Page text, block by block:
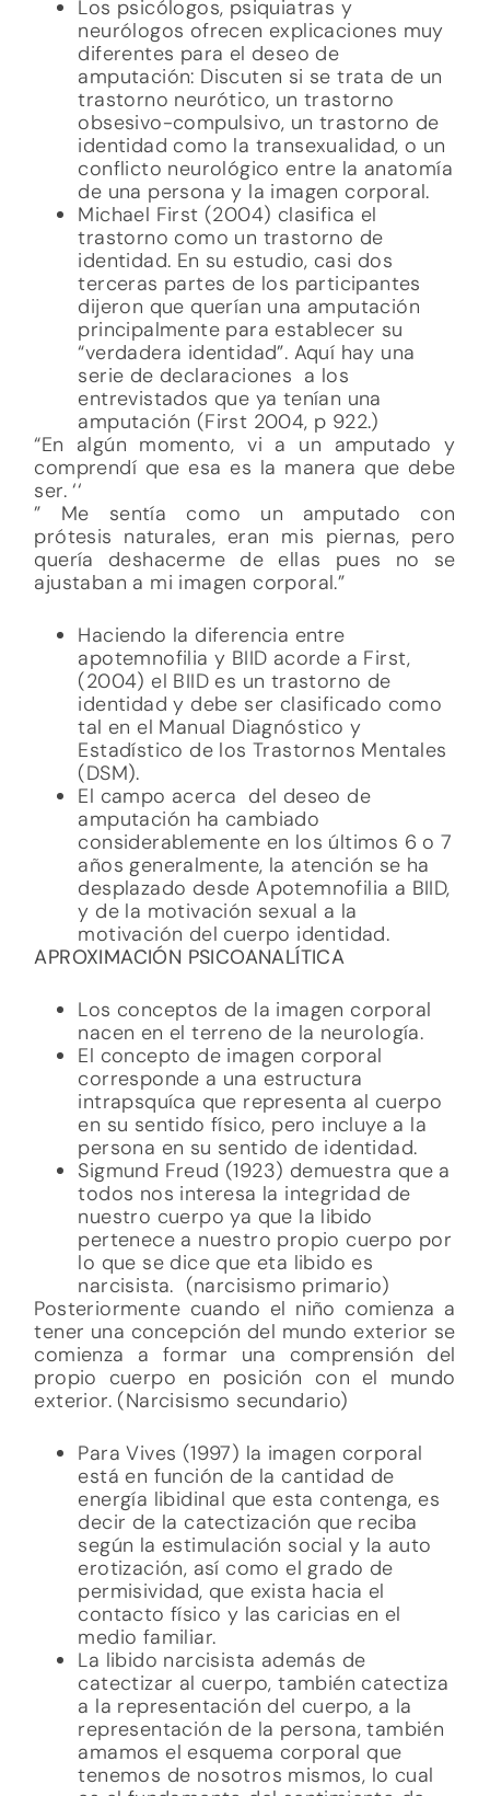
Los psicólogos, psiquiatras y
neurólogos ofrecen explicaciones muy
diferentes para el deseo de
amputación: Discuten si se trata de un
trastorno neurótico, un trastorno
obsesivo-compulsivo, un trastorno de
identidad como la transexualidad, o un
conflicto neurológico entre la anatomía
de una persona y la imagen corporal.
Michael First (2004) clasifica el
trastorno como un trastorno de
identidad. En su estudio, casi dos
terceras partes de los participantes
dijeron que querían una amputación
principalmente para establecer su
“verdadera identidad”. Aquí hay una
serie de declaraciones a los
entrevistados que ya tenían una
amputación (First 2004, p 922.)
“En algún momento, vi a un amputado y
comprendí que esa es la manera que debe
ser. ‘‘
” Me sentía como un amputado con
prótesis naturales, eran mis piernas, pero
quería deshacerme de ellas pues no se
ajustaban a mi imagen corporal.”
Haciendo la diferencia entre
apotemnofilia y BIID acorde a First,
(2004) el BIID es un trastorno de
identidad y debe ser clasificado como
tal en el Manual Diagnóstico y
Estadístico de los Trastornos Mentales
(DSM).
El campo acerca del deseo de
amputación ha cambiado
considerablemente en los últimos 6 o 7
años generalmente, la atención se ha
desplazado desde Apotemnofilia a BIID,
y de la motivación sexual a la
motivación del cuerpo identidad.
APROXIMACIÓN PSICOANALÍTICA
Los conceptos de la imagen corporal
nacen en el terreno de la neurología.
El concepto de imagen corporal
corresponde a una estructura
intrapsquíca que representa al cuerpo
en su sentido físico, pero incluye a la
persona en su sentido de identidad.
Sigmund Freud (1923) demuestra que a
todos nos interesa la integridad de
nuestro cuerpo ya que la libido
pertenece a nuestro propio cuerpo por
lo que se dice que eta libido es
narcisista. (narcisismo primario)
Posteriormente cuando el niño comienza a
tener una concepción del mundo exterior se
comienza a formar una comprensión del
propio cuerpo en posición con el mundo
exterior. (Narcisismo secundario)
Para Vives (1997) la imagen corporal
está en función de la cantidad de
energía libidinal que esta contenga, es
decir de la catectización que reciba
según la estimulación social y la auto
erotización, así como el grado de
permisividad, que exista hacia el
contacto físico y las caricias en el
medio familiar.
La libido narcisista además de
catectizar al cuerpo, también catectiza
a la representación del cuerpo, a la
representación de la persona, también
amamos el esquema corporal que
tenemos de nosotros mismos, lo cual